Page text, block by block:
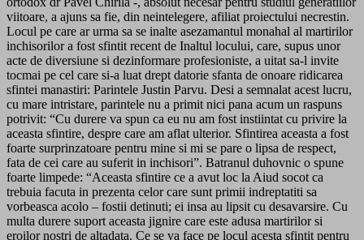
viitoare, a ajuns sa fie, din neintelegere, afiliat proiectului necrestin.
Locul pe care ar urma sa se inalte asezamantul monahal al martirilor
inchisorilor a fost sfintit recent de Inaltul locului, care, supus unor
acte de diversiune si dezinformare profesioniste, a uitat sa-l invite
tocmai pe cel care si-a luat drept datorie sfanta de onoare ridicarea
sfintei manastiri: Parintele Justin Parvu. Desi a semnalat acest lucru,
cu mare intristare, parintele nu a primit nici pana acum un raspuns
potrivit: “Cu durere va spun ca eu nu am fost instiintat cu privire la
aceasta sfintire, despre care am aflat ulterior. Sfintirea aceasta a fost
foarte surprinzatoare pentru mine si mi se pare o lipsa de respect,
fata de cei care au suferit in inchisori”. Batranul duhovnic o spune
foarte limpede: “Aceasta sfintire ce a avut loc la Aiud socot ca
trebuia facuta in prezenta celor care sunt primii indreptatiti sa
vorbeasca acolo – fostii detinuti; ei insa au lipsit cu desavarsire. Cu
multa durere suport aceasta jignire care este adusa martirilor si
eroilor nostri de altadata. Ce se va face pe locul acesta sfintit pentru